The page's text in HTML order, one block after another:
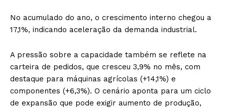
No acumulado do ano, o crescimento interno chegou a
17,1%, indicando aceleração da demanda industrial.
A pressão sobre a capacidade também se reflete na
carteira de pedidos, que cresceu 3,9% no mês, com
destaque para máquinas agrícolas (+14,1%) e
componentes (+6,3%). O cenário aponta para um ciclo
de expansão que pode exigir aumento de produção,